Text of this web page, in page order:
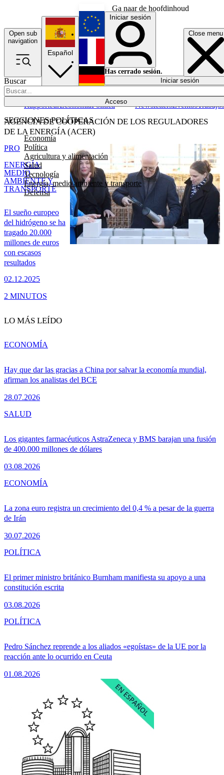
Ga naar de hoofdinhoud
Open sub
navigation
Close menu
Buscar
Acceso
SECCIONES POLÍTICAS
Economía
Política
Agricultura y alimentación
Salud
Tecnología
Energía, medio ambiente y transporte
Defensa
RapporteurEconomíaPolítica NewslettersEventosTrabajos
Español
English
Français
Iniciar sesión
Has cerrado sesión.
Iniciar sesión
AGENCIA DE COOPERACIÓN DE LOS REGULADORES
DE LA ENERGÍA (ACER)
El sueño europeo
del hidrógeno se ha
tragado 20.000
millones de euros
con escasos
resultados
02.12.2025
PRO
ENERGÍA,
MEDIO
AMBIENTE Y
TRANSPORTE
2 MINUTOS
LO MÁS LEÍDO
Hay que dar las gracias a China por salvar la economía mundial,
afirman los analistas del BCE
28.07.2026
ECONOMÍA
Los gigantes farmacéuticos AstraZeneca y BMS barajan una fusión
de 400.000 millones de dólares
03.08.2026
SALUD
La zona euro registra un crecimiento del 0,4 % a pesar de la guerra
de Irán
30.07.2026
ECONOMÍA
El primer ministro británico Burnham manifiesta su apoyo a una
constitución escrita
03.08.2026
POLÍTICA
Pedro Sánchez reprende a los aliados «egoístas» de la UE por la
reacción ante lo ocurrido en Ceuta
01.08.2026
POLÍTICA